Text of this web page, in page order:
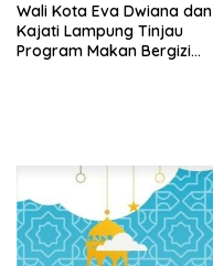
Wali Kota Eva Dwiana dan
Kajati Lampung Tinjau
Program Makan Bergizi